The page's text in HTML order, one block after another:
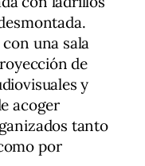
una sala
de
y
acoger
tanto
por